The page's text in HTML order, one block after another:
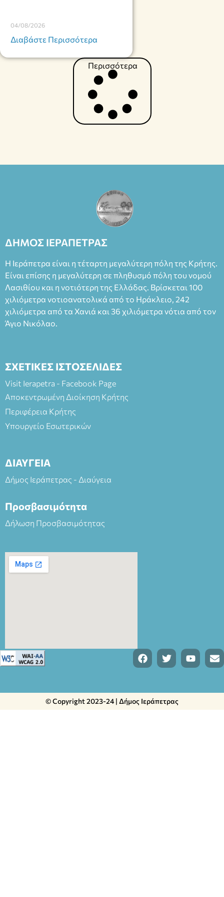
04/08/2026
Διαβάστε Περισσότερα
Περισσότερα
ΔΗΜΟΣ ΙΕΡΑΠΕΤΡΑΣ
Η Ιεράπετρα είναι η τέταρτη μεγαλύτερη πόλη της Κρήτης.
Είναι επίσης η μεγαλύτερη σε πληθυσμό πόλη του νομού
Λασιθίου και η νοτιότερη της Ελλάδας. Βρίσκεται 100
χιλιόμετρα νοτιοανατολικά από το Ηράκλειο, 242
χιλιόμετρα από τα Χανιά και 36 χιλιόμετρα νότια από τον
Άγιο Νικόλαο.
ΣΧΕΤΙΚΕΣ ΙΣΤΟΣΕΛΙΔΕΣ
Visit Ierapetra - Facebook Page
Αποκεντρωμένη Διοίκηση Κρήτης
Περιφέρεια Κρήτης
Υπουργείο Εσωτερικών
ΔΙΑΥΓΕΙΑ
Δήμος Ιεράπετρας - Διαύγεια
Προσβασιμότητα
Δήλωση Προσβασιμότητας
© Copyright 2023-24 | Δήμος Ιεράπετρας